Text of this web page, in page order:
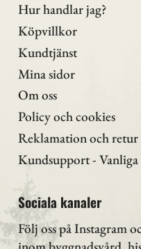
Hur handlar jag?
Köpvillkor
Kundtjänst
Mina sidor
Om oss
Policy och cookies
Reklamation och retur
Kundsupport -
Sociala kanaler
Följ oss på Instagram